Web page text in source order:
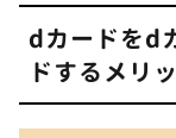
STEP.
契約者情報
dカードをd
ドするメリ